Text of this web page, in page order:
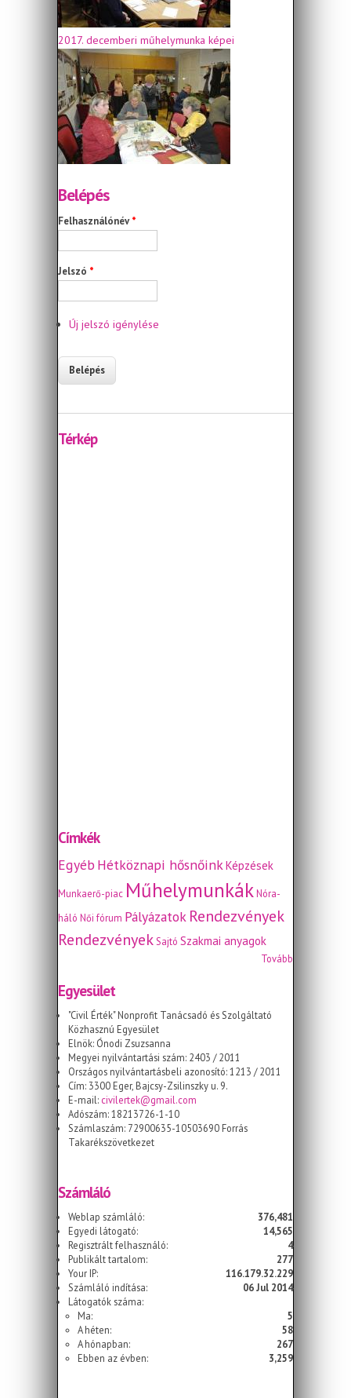
2017. decemberi műhelymunka képei
Belépés
Felhasználónév*
Jelszó *
Új jelszó igénylése
Térkép
Címkék
EgyébHétköznapi hősnőinkKépzések
Munkaerő-piac MűhelymunkákNóra-
háló Női fórum Pályázatok Rendezvények
Rendezvények Sajtó Szakmai anyagok
Tovább
Egyesület
"Civil Érték" Nonprofit Tanácsadó és Szolgáltató
Közhasznú Egyesület
Elnök: Ónodi Zsuzsanna
Megyei nyilvántartási szám: 2403 / 2011
Országos nyilvántartásbeli azonosító: 1213 / 2011
Cím: 3300 Eger, Bajcsy-Zsilinszky u. 9.
E-mail: civilertek@gmail.com
Adószám: 18213726-1-10
Számlaszám: 72900635-10503690 Forrás
Takarékszövetkezet
Számláló
Weblap számláló:
376,481
Egyedi látogató:
14,565
Regisztrált felhasználó:
4
Publikált tartalom:
277
Your IP:
116.179.32.229
Számláló indítása:
06 Jul 2014
Látogatók száma:
Ma:
5
A héten:
58
A hónapban:
267
Ebben az évben:
3,259